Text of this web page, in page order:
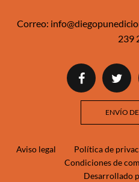
Correo:
239
ENVÍO
Aviso legal Política de
Condiciones de
Desarrollado